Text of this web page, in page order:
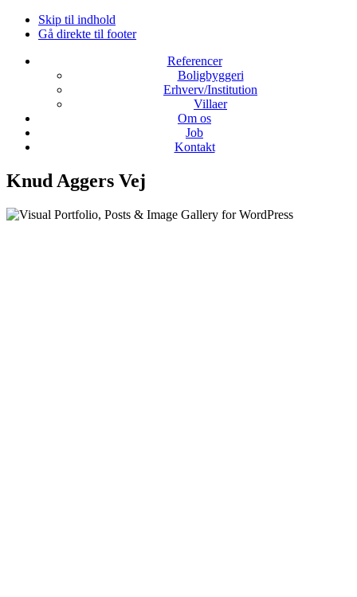
Skip til indhold
Gå direkte til footer
Referencer
Boligbyggeri
Erhverv/Institution
Villaer
Om os
Job
Kontakt
Knud Aggers Vej